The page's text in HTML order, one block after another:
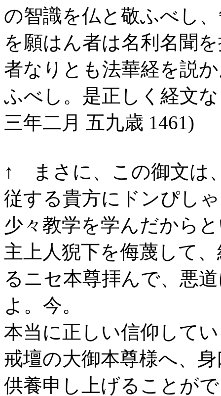
の智識を仏と敬ふべし
を願はん者は名利名聞
者なりとも法華経を説
ふべし。是正しく経文
三年二月 五九歳 1461)
↑ まさに、この御文は
従する貴方にドンぴし
少々教学を学んだから
主上人猊下を侮蔑して
るニセ本尊拝んで、悪
よ。今。
本当に正しい信仰して
戒壇の大御本尊様へ、
供養申し上げることが